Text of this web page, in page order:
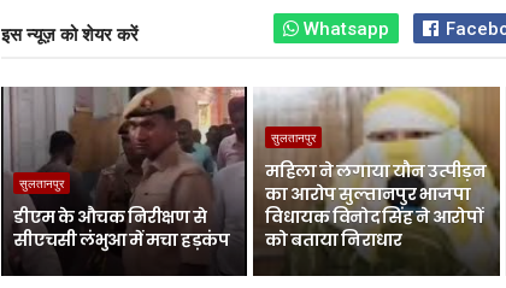
इस न्यूज़ को शेयर करें Whatsapp
सुलतानपुर
डीएम के औचक निरीक्षण से
सीएचसी लंभुआ में मचा हड़कंप
सुलतानपुर
महिला ने लगाया यौन उत्पीड़न
का आरोप सुल्तानपुर भाजपा
विधायक विनोद सिंह ने आरोपों
को बताया निराधार